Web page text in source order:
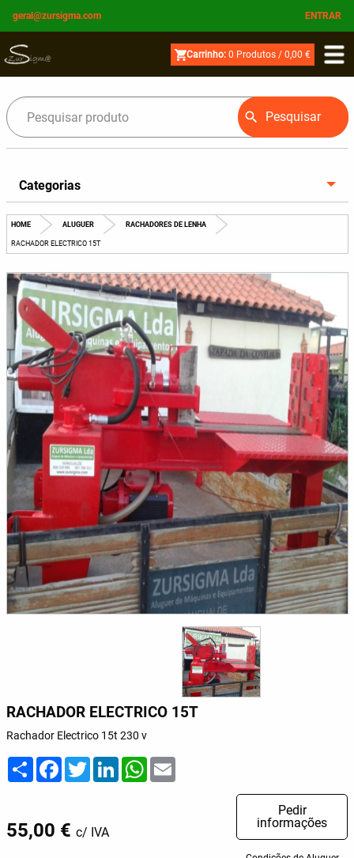
geral@zursigma.com ENTRAR
Carrinho: 0 Produtos / 0,00 €
Pesquisar
Categorias
HOME ALUGUER RACHADORES DE LENHA
CURRENT:
RACHADOR ELECTRICO 15T
RACHADOR ELECTRICO 15T
Rachador Electrico 15t 230 v
ShareFacebook
TwitterLinkedInWhatsApp
Email
55,00 € c/ IVA
Pedir
informações